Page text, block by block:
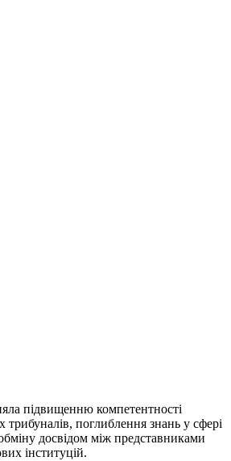
підвищенню компетентності
трибуналів, поглиблення знань у сфері
досвідом між представниками
інституцій.